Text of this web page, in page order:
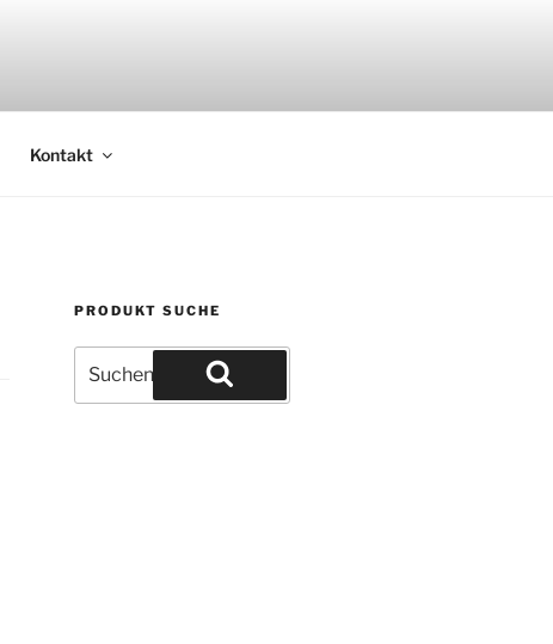
Kontakt
PRODUKT SUCHE
nach:
Suchen